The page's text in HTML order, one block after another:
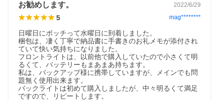
お勧めします。 2022/6/29
5 mag********
日曜日にポッチって水曜日に到着しました。
梱包は、凄く丁寧で納品書に手書きのお礼メモが添付され
ていて快い気持ちになりました。
フロントライトは、以前他で購入していたので小さくて明
るくて、バッテリーもまあまあ持ちます。
私は、バックアップ様に携帯していますが、メインでも問
題無く使用出来ます。
バックライトは初めて購入しましたが、中々明るくて満足
ですので、リピートします。